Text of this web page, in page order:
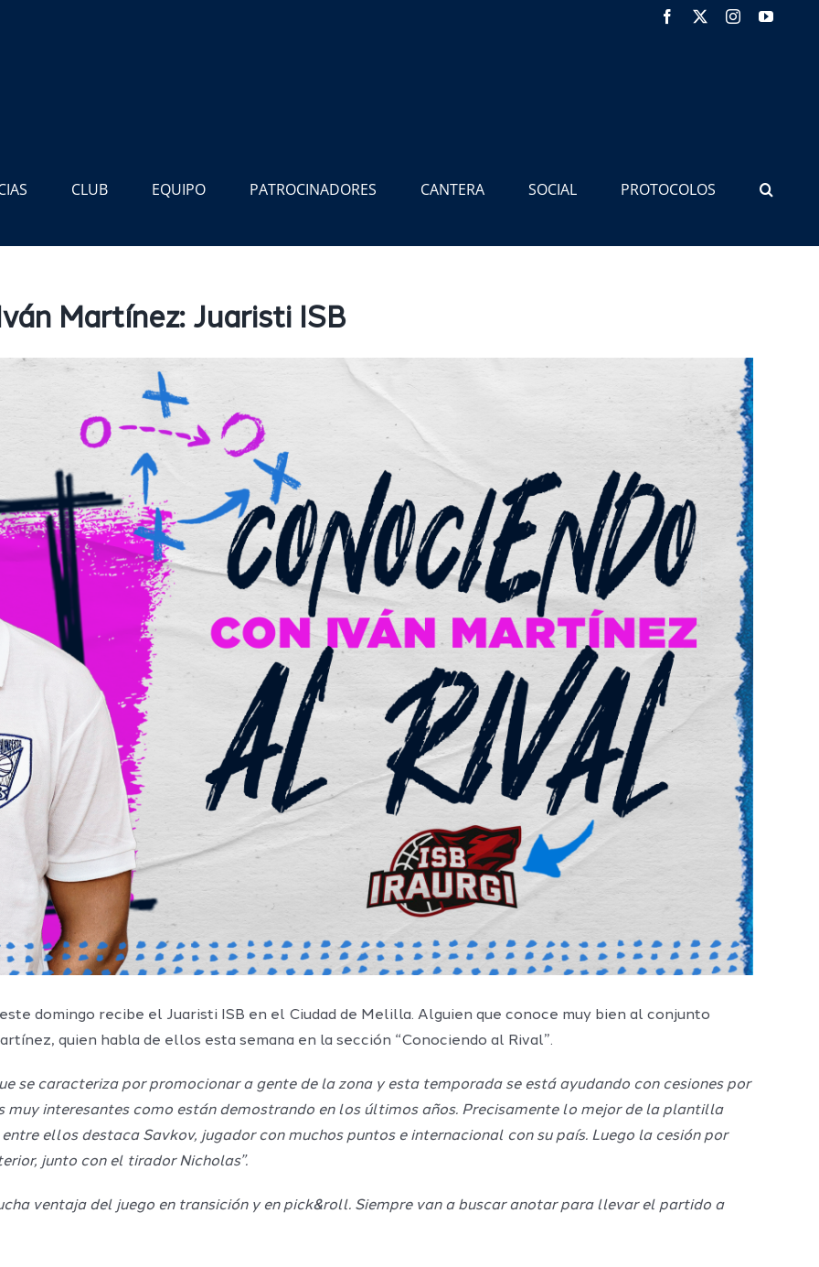
Facebook Instagram
CLUB EQUIPO PATROCINADORES CANTERA SOCIAL PROTOCOLOS
Martínez: Juaristi ISB
domingo recibe el Juaristi ISB en el Ciudad de Melilla. Alguien que conoce muy bien al conjunto
quien habla de ellos esta semana en la sección “Conociendo al Rival”.
se caracteriza por promocionar a gente de la zona y esta temporada se está ayudando con cesiones por
muy interesantes como están demostrando en los últimos años. Precisamente lo mejor de la plantilla
ellos destaca Savkov, jugador con muchos puntos e internacional con su país. Luego la cesión por
junto con el tirador Nicholas”.
ventaja del juego en transición y en pick&roll. Siempre van a buscar anotar para llevar el partido a